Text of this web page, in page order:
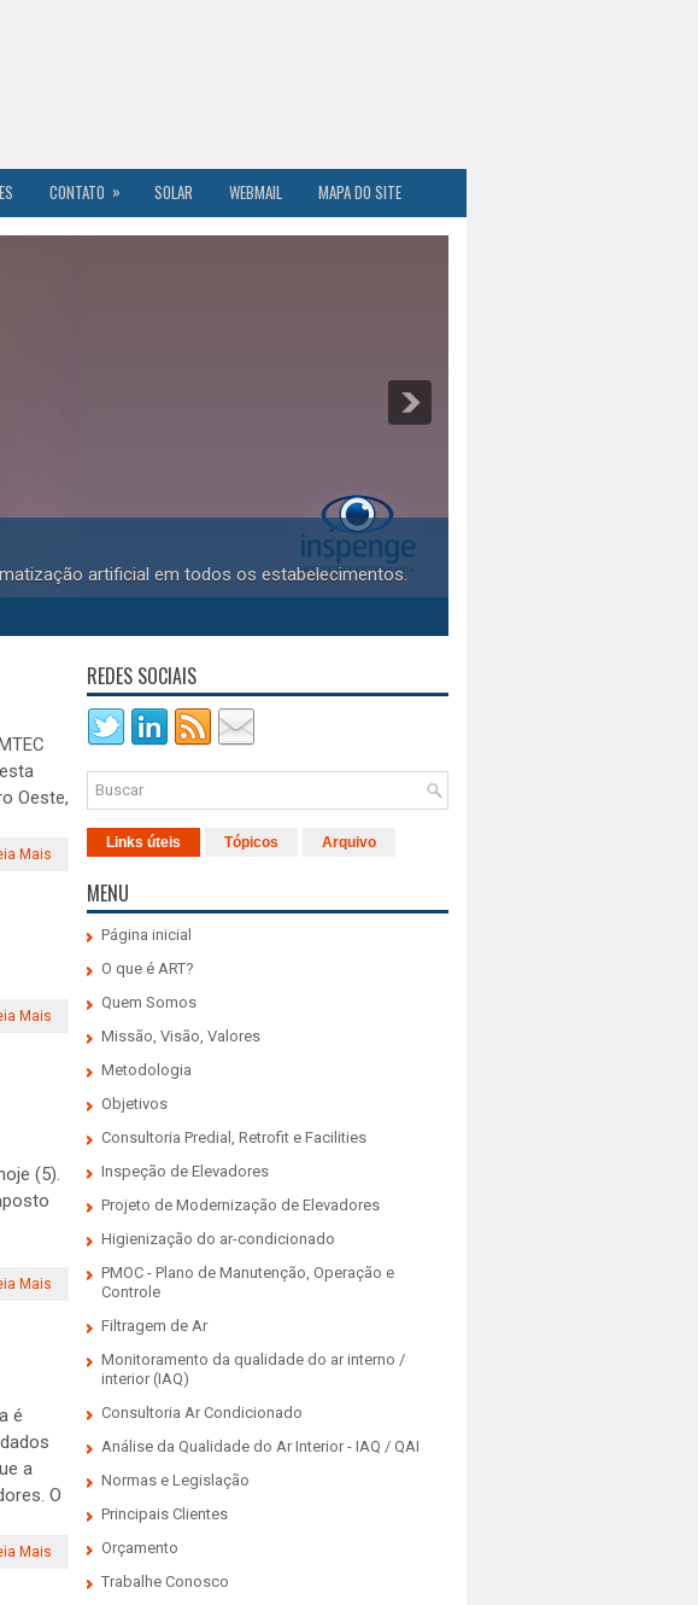
CONTATO » SOLAR WEBMAIL MAPA DO SITE
artificial em todos os estabelecimentos.
Oeste,
Mais
Mais
(5).
Mais
é
a
O
Mais
REDES SOCIAIS
Links úteis Tópicos Arquivo
MENU
Página inicial
O que é ART?
Quem Somos
Missão, Visão, Valores
Metodologia
Objetivos
Consultoria Predial, Retrofit e Facilities
Inspeção de Elevadores
Projeto de Modernização de Elevadores
Higienização do ar-condicionado
PMOC - Plano de Manutenção, Operação e
Controle
Filtragem de Ar
Monitoramento da qualidade do ar interno /
interior (IAQ)
Consultoria Ar Condicionado
Análise da Qualidade do Ar Interior - IAQ / QAI
Normas e Legislação
Principais Clientes
Orçamento
Trabalhe Conosco